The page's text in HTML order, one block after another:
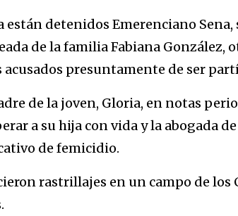
están detenidos Emerenciano Sena,
de la familia Fabiana González,
acusados presuntamente de ser
de la joven, Gloria, en notas
a su hija con vida y la abogada
de femicidio.
rastrillajes en un campo de